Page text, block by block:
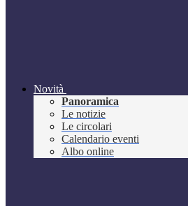
Novità
Panoramica
Le notizie
Le circolari
Calendario eventi
Albo online